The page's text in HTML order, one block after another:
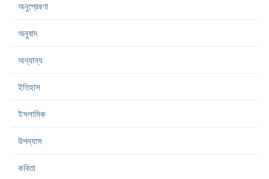
অনুপ্রেরণা
অনুবাদ
অন্যান্য
ইতিহাস
ইসলামিক
উপন্যাস
কবিতা